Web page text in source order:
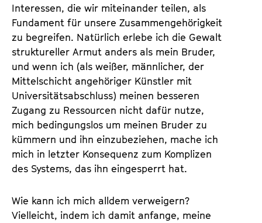
Interessen, die wir miteinander teilen, als
Fundament für unsere Zusammengehörigkeit
zu begreifen. Natürlich erlebe ich die Gewalt
struktureller Armut anders als mein Bruder,
und wenn ich (als weißer, männlicher, der
Mittelschicht angehöriger Künstler mit
Universitätsabschluss) meinen besseren
Zugang zu Ressourcen nicht dafür nutze,
mich bedingungslos um meinen Bruder zu
kümmern und ihn einzubeziehen, mache ich
mich in letzter Konsequenz zum Komplizen
des Systems, das ihn eingesperrt hat.
Wie kann ich mich alldem verweigern?
Vielleicht, indem ich damit anfange, meine